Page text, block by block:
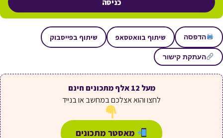
הדפסה שיתוף בוואטסאפ שיתוף בפייסבוק
העתקת קישור
מעל 12 אלף מתכונים חינם
לחצו והוא אצלכם במחשב או בנייד
מאסטר מתכונים